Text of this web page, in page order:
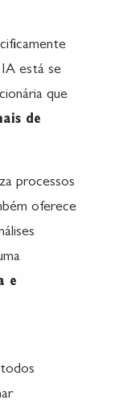
IA está se
que
de
processos
oferece
e